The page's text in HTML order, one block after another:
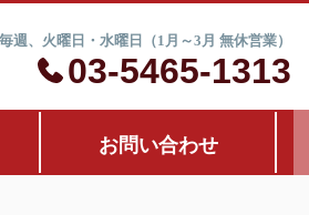
、火曜日・水曜日（1月～3月 無休営業）
03-5465-1313
お問い合わせ